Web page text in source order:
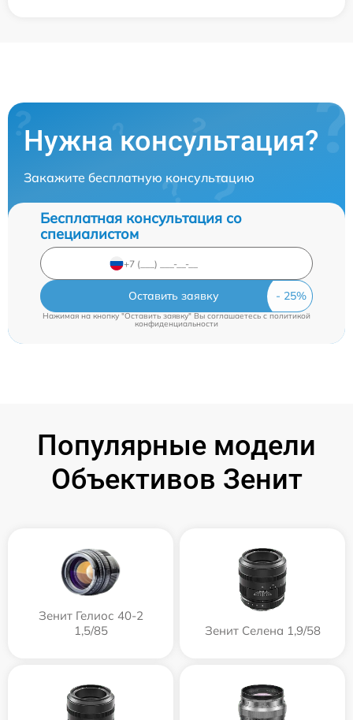
Нужна консультация?
Закажите бесплатную консультацию
Бесплатная консультация со
специалистом
Оставить заявку
Нажимая на кнопку "Оставить заявку" Вы соглашаетесь cполитикой
конфиденциальности
Популярные модели
Объективов Зенит
Зенит Гелиос 40-2
1,5/85
Зенит Селена 1,9/58